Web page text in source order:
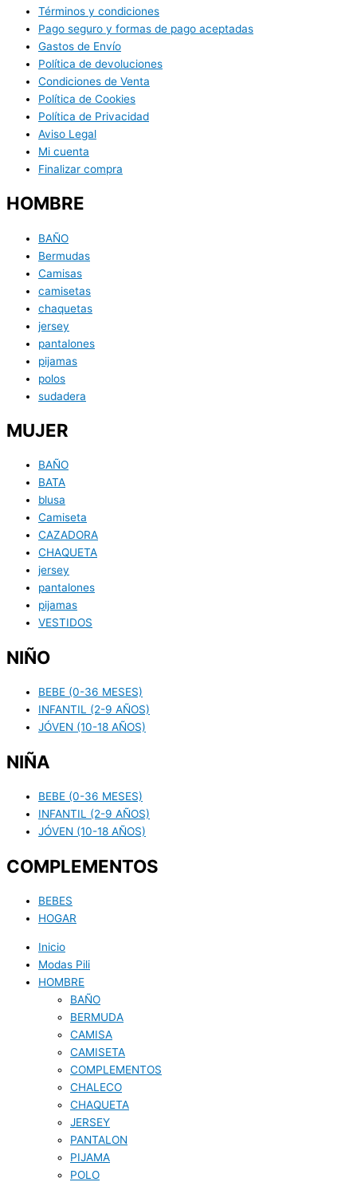
Términos y condiciones
Pago seguro y formas de pago aceptadas
Gastos de Envío
Política de devoluciones
Condiciones de Venta
Política de Cookies
Política de Privacidad
Aviso Legal
Mi cuenta
Finalizar compra
HOMBRE
BAÑO
Bermudas
Camisas
camisetas
chaquetas
jersey
pantalones
pijamas
polos
sudadera
MUJER
BAÑO
BATA
blusa
Camiseta
CAZADORA
CHAQUETA
jersey
pantalones
pijamas
VESTIDOS
NIÑO
BEBE (0-36 MESES)
INFANTIL (2-9 AÑOS)
JÓVEN (10-18 AÑOS)
NIÑA
BEBE (0-36 MESES)
INFANTIL (2-9 AÑOS)
JÓVEN (10-18 AÑOS)
COMPLEMENTOS
BEBES
HOGAR
Inicio
Modas Pili
HOMBRE
BAÑO
BERMUDA
CAMISA
CAMISETA
COMPLEMENTOS
CHALECO
CHAQUETA
JERSEY
PANTALON
PIJAMA
POLO